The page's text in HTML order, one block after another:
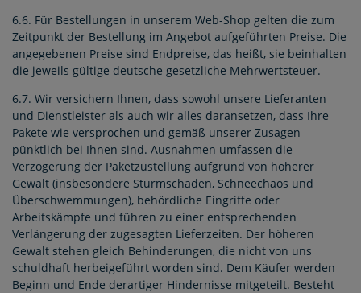
6.6. Für Bestellungen in unserem Web-Shop gelten die zum
Zeitpunkt der Bestellung im Angebot aufgeführten Preise. Die
angegebenen Preise sind Endpreise, das heißt, sie beinhalten
die jeweils gültige deutsche gesetzliche Mehrwertsteuer.
6.7. Wir versichern Ihnen, dass sowohl unsere Lieferanten
und Dienstleister als auch wir alles daransetzen, dass Ihre
Pakete wie versprochen und gemäß unserer Zusagen
pünktlich bei Ihnen sind. Ausnahmen umfassen die
Verzögerung der Paketzustellung aufgrund von höherer
Gewalt (insbesondere Sturmschäden, Schneechaos und
Überschwemmungen), behördliche Eingriffe oder
Arbeitskämpfe und führen zu einer entsprechenden
Verlängerung der zugesagten Lieferzeiten. Der höheren
Gewalt stehen gleich Behinderungen, die nicht von uns
schuldhaft herbeigeführt worden sind. Dem Käufer werden
Beginn und Ende derartiger Hindernisse mitgeteilt. Besteht